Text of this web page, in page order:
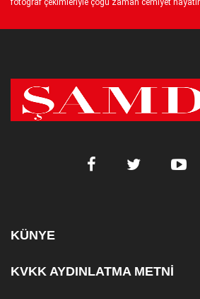
fotoğraf çekimleriyle çoğu zaman cemiyet
KÜNYE
KVKK AYDINLATMA METNİ